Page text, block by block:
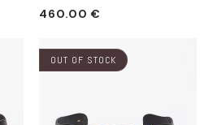
Prezzo
listino
460.00 €
OUT OF STOCK